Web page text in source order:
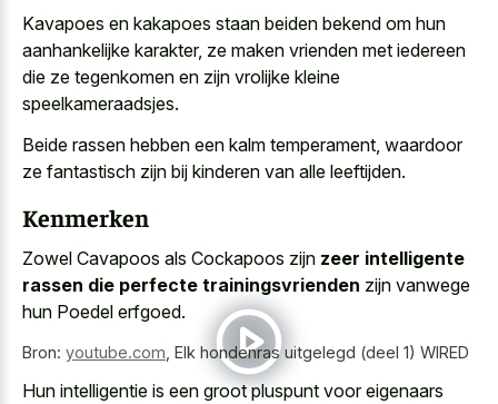
Kavapoes en kakapoes staan beiden bekend om hun
aanhankelijke karakter, ze maken vrienden met iedereen
die ze tegenkomen en zijn vrolijke kleine
speelkameraadsjes.
Beide rassen hebben een kalm temperament, waardoor
ze fantastisch zijn bij kinderen van alle leeftijden.
Kenmerken
Zowel Cavapoos als Cockapoos zijn zeer intelligente
rassen die perfecte trainingsvrienden zijn vanwege
hun Poedel erfgoed.
Bron: youtube.com Elk hondenras uitgelegd (deel 1) WIRED
Hun intelligentie is een groot pluspunt voor eigenaars